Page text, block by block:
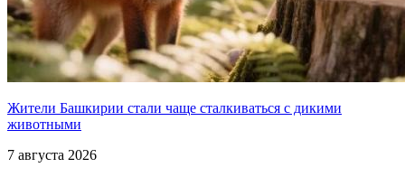
Жители Башкирии стали чаще сталкиваться с дикими
животными
7 августа 2026